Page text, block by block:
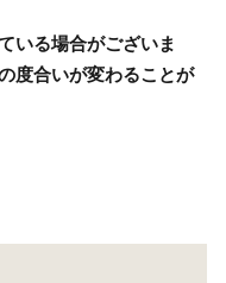
いる場合がございま
度合いが変わることが